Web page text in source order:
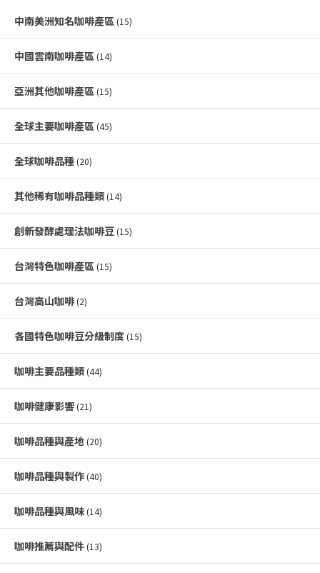
中南美洲知名咖啡產區 (15)
中國雲南咖啡產區 (14)
亞洲其他咖啡產區 (15)
全球主要咖啡產區 (45)
全球咖啡品種 (20)
其他稀有咖啡品種類 (14)
創新發酵處理法咖啡豆 (15)
台灣特色咖啡產區 (15)
台灣高山咖啡(2)
各國特色咖啡豆分級制度 (15)
咖啡主要品種類 (44)
咖啡健康影響 (21)
咖啡品種與產地 (20)
咖啡品種與製作 (40)
咖啡品種與風味(14)
咖啡推薦與配件 (13)